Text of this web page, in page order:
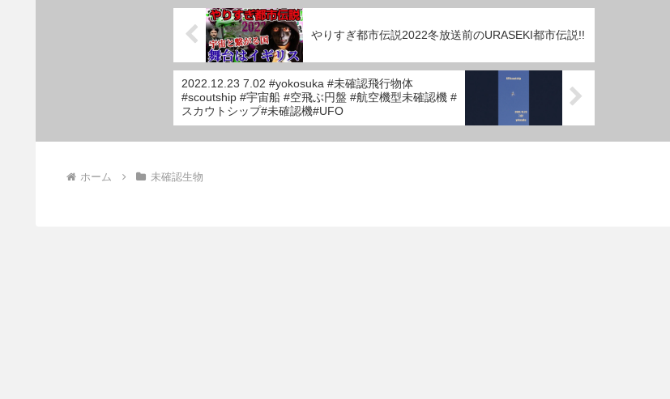
やりすぎ都市伝説2022冬放送前のURASEKI都市伝説!!
2022.12.23 7.02 #yokosuka #未確認飛行物体
#scoutship #宇宙船 #空飛ぶ円盤 #航空機型未確認機 #
スカウトシップ#未確認機#UFO
ホーム 未確認生物